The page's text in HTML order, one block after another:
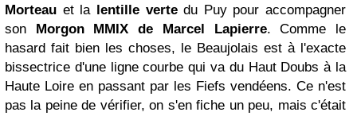
Morteau et la lentillevertedu Puy pour accompagner
son Morgon MMIX de Marcel Lapierre. Comme le
hasard fait bien les choses, le Beaujolais est à l'exacte
bissectrice d'une ligne courbe qui va du Haut Doubs à la
Haute Loire en passant par les Fiefs vendéens. Ce n'est
pas la peine de vérifier, on s'en fiche un peu, mais c'était